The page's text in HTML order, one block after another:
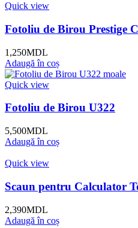
Quick view
Fotoliu de Birou Prestige
1,250MDL
Adaugă în coș
Quick view
Fotoliu de Birou U322
5,500MDL
Adaugă în coș
Quick view
Scaun pentru Calculator
2,390MDL
Adaugă în coș